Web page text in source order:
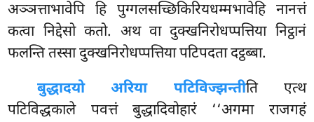
अञ्ञत्ताभावेपि हि पुग्गलसच्छिकिरियधम्मभावेहि नानत्तं
कत्वा निद्देसोकतो. अथ वा दुक्खनिरोधप्पत्तिया निट्ठानं
फलन्ति तस्सा दुक्खनिरोधप्पत्तिया पटिपदता दट्ठब्बा.
बुद्धादयो अरिया पटिविज्झन्तीति एत्थ
पटिविद्धकाले पवत्तं बुद्धादिवोहारं ‘‘अगमा राजगहं